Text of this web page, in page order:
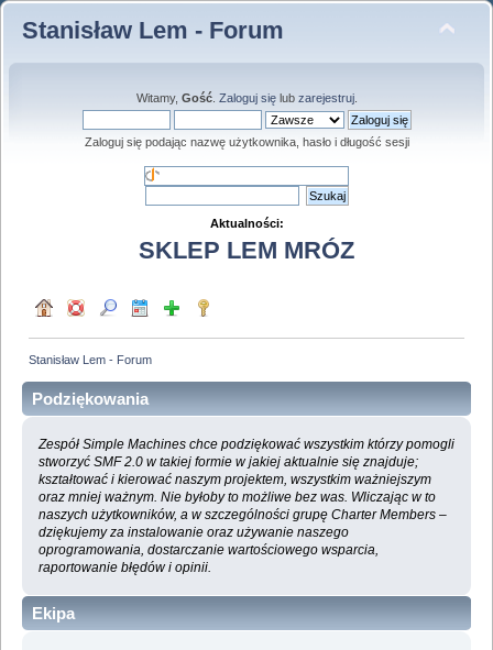
Stanisław Lem - Forum
Witamy, Gość. Zaloguj sięlub zarejestruj.
Zaloguj się podając nazwę użytkownika, hasło i długość sesji
Aktualności:
SKLEP LEM MRÓZ
Stanisław Lem - Forum
Podziękowania
Zespół Simple Machines chce podziękować wszystkim którzy pomogli
stworzyć SMF 2.0 w takiej formie w jakiej aktualnie się znajduje;
kształtować i kierować naszym projektem, wszystkim ważniejszym
oraz mniej ważnym. Nie byłoby to możliwe bez was. Wliczając w to
naszych użytkowników, a w szczególności grupę Charter Members –
dziękujemy za instalowanie oraz używanie naszego
oprogramowania, dostarczanie wartościowego wsparcia,
raportowanie błędów i opinii.
Ekipa